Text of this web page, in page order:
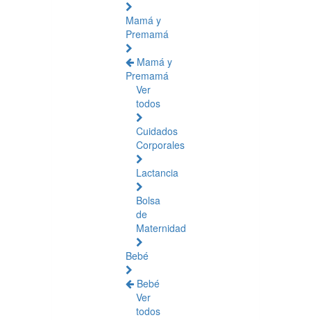
Mamá y
Premamá
Mamá y
Premamá
Ver
todos
Cuidados
Corporales
Lactancia
Bolsa
de
Maternidad
Bebé
Bebé
Ver
todos